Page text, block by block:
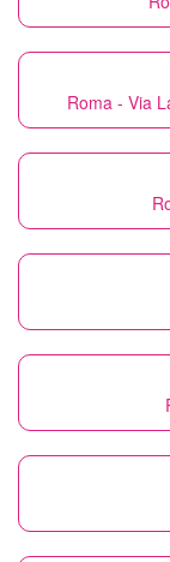
Roma - Via